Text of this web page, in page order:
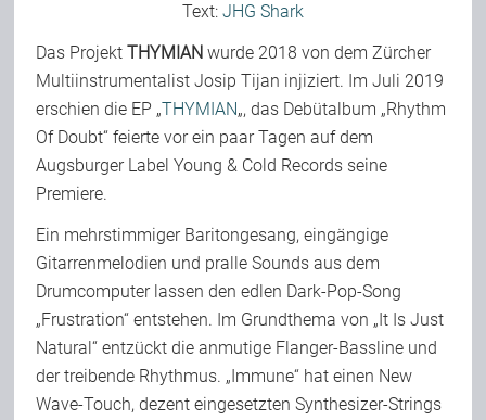
Join Us
Support Us
Kalender
Playlisten
Text: JHG Shark
Das ProjektTHYMIAN wurde 2018 von dem Zürcher
Multiinstrumentalist Josip Tijan injiziert. Im Juli 2019
erschien die EP „THYMIAN„, das Debütalbum „Rhythm
Of Doubt“ feierte vor ein paar Tagen auf dem
Augsburger Label Young & Cold Records seine
Premiere.
Ein mehrstimmiger Baritongesang, eingängige
Gitarrenmelodien und pralle Sounds aus dem
Drumcomputer lassen den edlen Dark-Pop-Song
„Frustration“ entstehen. Im Grundthema von „It Is Just
Natural“ entzückt die anmutige Flanger-Bassline und
der treibende Rhythmus. „Immune“ hat einen New
Wave-Touch, dezent eingesetzten Synthesizer-Strings